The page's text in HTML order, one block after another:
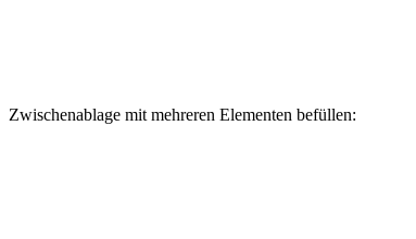
Zwischenablage mit mehreren Elementen befüllen: